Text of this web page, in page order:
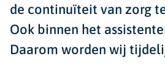
de continuïteit van zorg
Ook binnen het
Daarom worden wij